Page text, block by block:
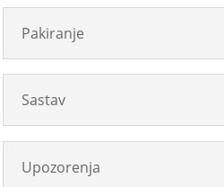
Pakiranje
Sastav
Upozorenja